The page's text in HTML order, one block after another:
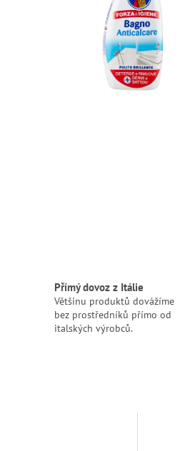
Přímý dovoz z Itálie
Většinu produktů dovážíme
bez prostředníků přímo od
italských výrobců.